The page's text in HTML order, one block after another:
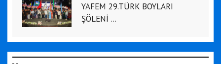
YAFEM 29.TÜRK BOYLARI
ŞÖLENİ ...